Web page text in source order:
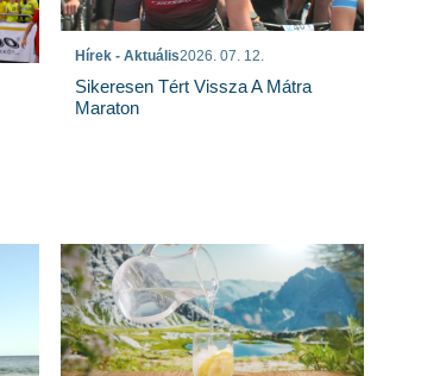
Hírek - Aktuális2026. 07. 12.
Sikeresen Tért Vissza A Mátra
Maraton